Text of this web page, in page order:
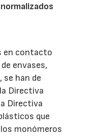
en contacto
envases,
se han de
Directiva
Directiva
que
monómeros